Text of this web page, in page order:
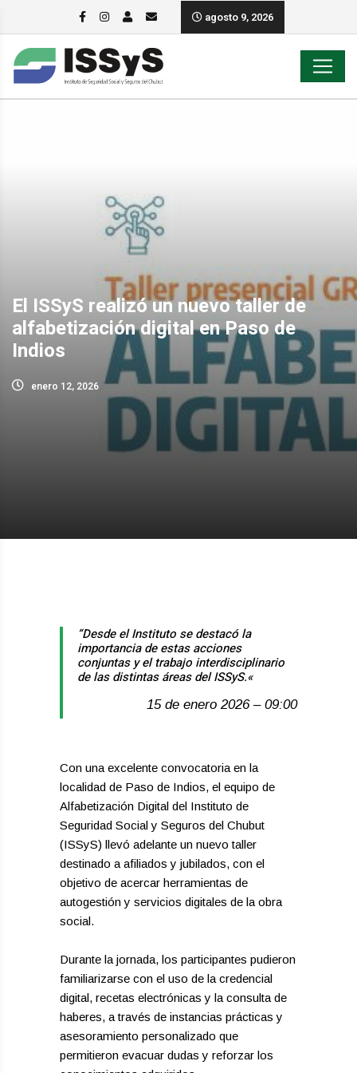
agosto 9, 2026
El ISSyS realizó un nuevo taller de
alfabetización digital en Paso de
Indios
enero 12, 2026
“Desde el Instituto se destacó la
importancia de estas acciones
conjuntas y el trabajo interdisciplinario
de las distintas áreas del ISSyS.«
15 de enero 2026 – 09:00
Con una excelente convocatoria en la
localidad de Paso de Indios, el equipo de
Alfabetización Digital del Instituto de
Seguridad Social y Seguros del Chubut
(ISSyS) llevó adelante un nuevo taller
destinado a afiliados y jubilados, con el
objetivo de acercar herramientas de
autogestión y servicios digitales de la obra
social.
Durante la jornada, los participantes pudieron
familiarizarse con el uso de la credencial
digital, recetas electrónicas y la consulta de
haberes, a través de instancias prácticas y
asesoramiento personalizado que
permitieron evacuar dudas y reforzar los